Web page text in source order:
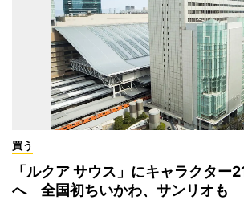
買う
「ルクア サウス」にキャラクター
へ 全国初ちいかわ、サンリオも